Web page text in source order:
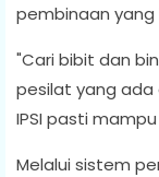
pembinaan yang
"Cari bibit dan
pesilat yang ada
IPSI pasti
Melalui sistem